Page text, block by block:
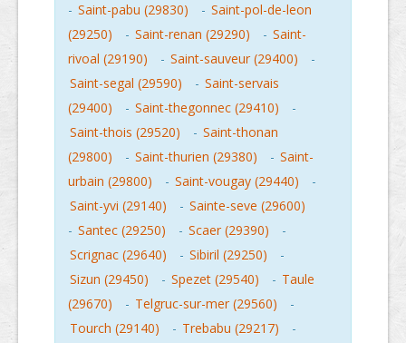
- Saint-pabu (29830) - Saint-pol-de-leon
(29250)
- Saint-renan (29290) - Saint-
rivoal (29190)
- Saint-sauveur (29400)
-
Saint-segal (29590)
- Saint-servais
(29400)
- Saint-thegonnec (29410)
-
Saint-thois (29520)
- Saint-thonan
(29800)
- Saint-thurien (29380) - Saint-
urbain (29800)
- Saint-vougay (29440)
-
Saint-yvi (29140)
- Sainte-seve (29600)
- Santec (29250) - Scaer (29390)
-
Scrignac (29640)
- Sibiril (29250)
-
Sizun (29450)
- Spezet (29540) - Taule
(29670)
- Telgruc-sur-mer (29560)
-
Tourch (29140)
- Trebabu (29217)
-